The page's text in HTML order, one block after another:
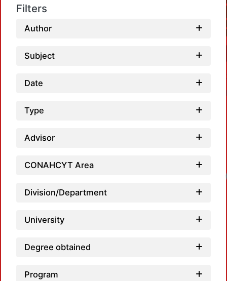
Filters
Author
Subject
Date
Type
Advisor
CONAHCYT Area
Division/Department
University
Degree obtained
Program